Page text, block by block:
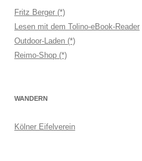
Fritz Berger (*)
Lesen mit dem Tolino-eBook-Reader
Outdoor-Laden (*)
Reimo-Shop (*)
WANDERN
Kölner Eifelverein